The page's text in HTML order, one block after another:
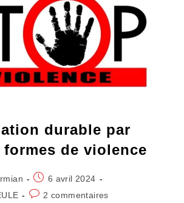
durable par
de violence
Publication
publiée :
6 avril 2024
Commentaires
2 commentaires